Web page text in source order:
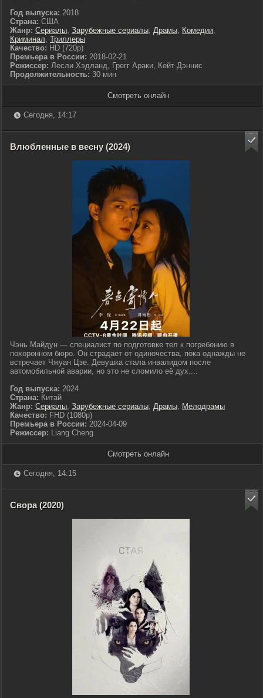
Год выпуска: 2018
Страна: США
Жанр: Сериалы, Зарубежные сериалы, Драмы, Комедии,
Криминал, Триллеры
Качество: HD (720p)
Премьера в России: 2018-02-21
Режиссер: Лесли Хэдланд, Грегг Араки, Кейт Дэннис
Продолжительность: 30 мин
Смотреть онлайн
Сегодня, 14:17
Влюбленные в весну (2024)
Чэнь Майдун — специалист по подготовке тел к погребению в
похоронном бюро. Он страдает от одиночества, пока однажды не
встречает Чжуан Цзе. Девушка стала инвалидом после
автомобильной аварии, но это не сломило её дух....
Год выпуска: 2024
Страна: Китай
Жанр: Сериалы, Зарубежные сериалы, Драмы, Мелодрамы
Качество: FHD (1080p)
Премьера в России: 2024-04-09
Режиссер: Liang Cheng
Смотреть онлайн
Сегодня, 14:15
Свора (2020)